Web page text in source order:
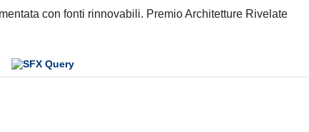
con fonti rinnovabili. Premio Architetture Rivelate